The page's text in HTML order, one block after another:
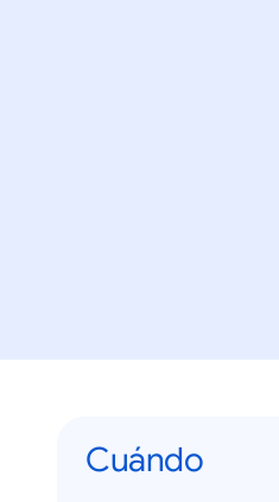
Cuándo